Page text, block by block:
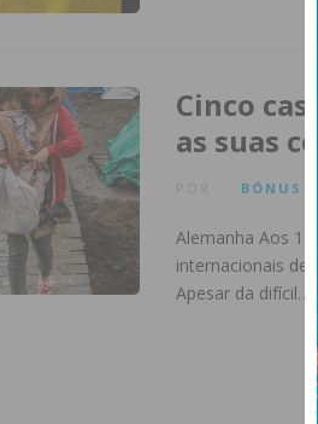
Cinco
as suas
BÓNUS
Alemanha Aos
internacionais de
Apesar da difícil…